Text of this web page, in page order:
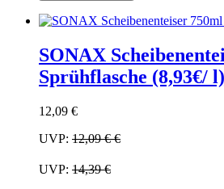
SONAX
Sprühflasche (8,93€/ l)
12,09 €
UVP: 12,09 €€
UVP: 14,39 €